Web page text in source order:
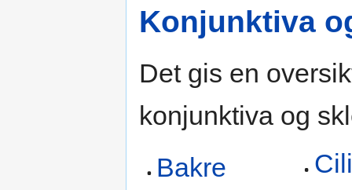
Konjunktiva
Det gis en
konjunktiva og
Bakre